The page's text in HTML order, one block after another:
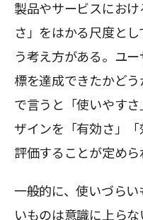
製品やサービスにお
さ」をはかる尺度と
う考え方がある。ユ
標を達成できたかど
で言うと「使いやす
ザインを「有効さ」
評価することが定めら
一般的に、使いづら
いものは意識に上ら